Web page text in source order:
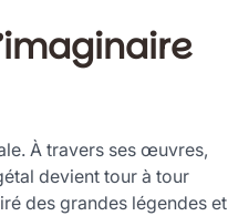
À travers ses œuvres,
devient tour à tour
des grandes légendes et